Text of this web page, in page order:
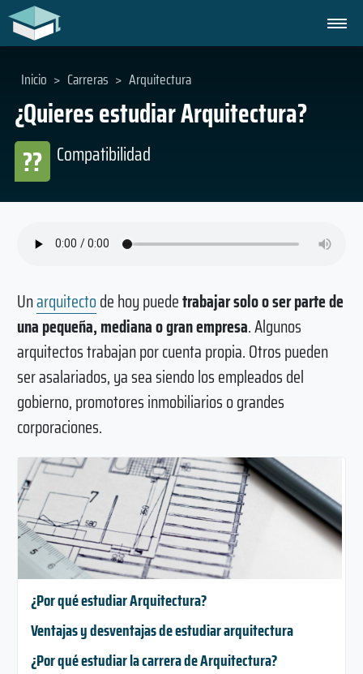
¿Quieres estudiar Arquitectura?
Compatibilidad
??
Inicio > Carreras > Arquitectura
Unarquitectode hoy puedetrabajar solo o ser parte de
una pequeña, mediana o gran empresa. Algunos
arquitectos trabajan por cuenta propia. Otros pueden
ser asalariados, ya sea siendo los empleados del
gobierno, promotores inmobiliarios o grandes
corporaciones.
¿Por qué estudiar Arquitectura?
Ventajas y desventajas de estudiar arquitectura
¿Por qué estudiar la carrera de Arquitectura?